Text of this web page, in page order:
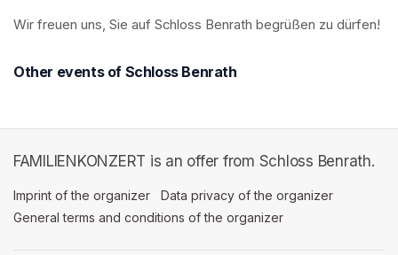
Wir freuen uns, Sie auf Schloss Benrath begrüßen zu dürfen!
Other events of Schloss Benrath
FAMILIENKONZERT is an offer from Schloss Benrath.
Imprint of the organizer (opens in a new tab)
Data privacy of the organizer
General terms and conditions of the organizer